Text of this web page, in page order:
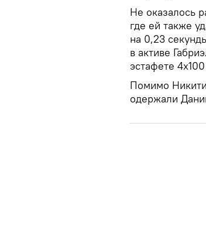
Не оказалось
где ей также
на 0,23
в активе
эстафете
Помимо
одержали